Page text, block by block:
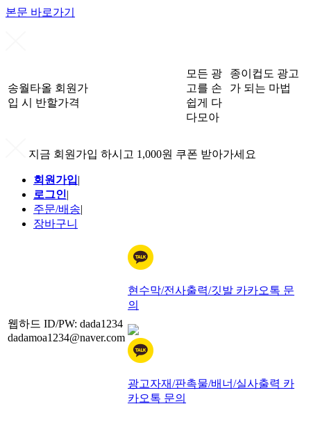
본문 바로가기
송월타올 회원가
입 시 반할가격
모든 광
고를 손
쉽게 다
다모아
종이컵도 광고
가 되는 마법
지금 회원가입 하시고 1,000원 쿠폰 받아가세요
회원가입|
로그인|
주문/배송|
장바구니
웹하드 ID/PW: dada1234
dadamoa1234@naver.com
현수막/전사출력/깃발 카카오톡 문
의
광고자재/판촉물/배너/실사출력 카
카오톡 문의